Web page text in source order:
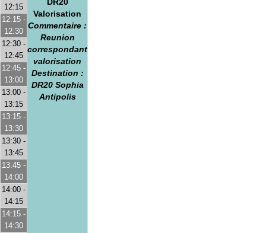
Valorisation
Commentaire :
Reunion
correspondant
valorisation
Destination :
DR20 Sophia
Antipolis
12:15
12:15 -
12:30
12:30 -
12:45
12:45 -
13:00
13:00 -
13:15
13:15 -
13:30
13:30 -
13:45
13:45 -
14:00
14:00 -
14:15
14:15 -
14:30